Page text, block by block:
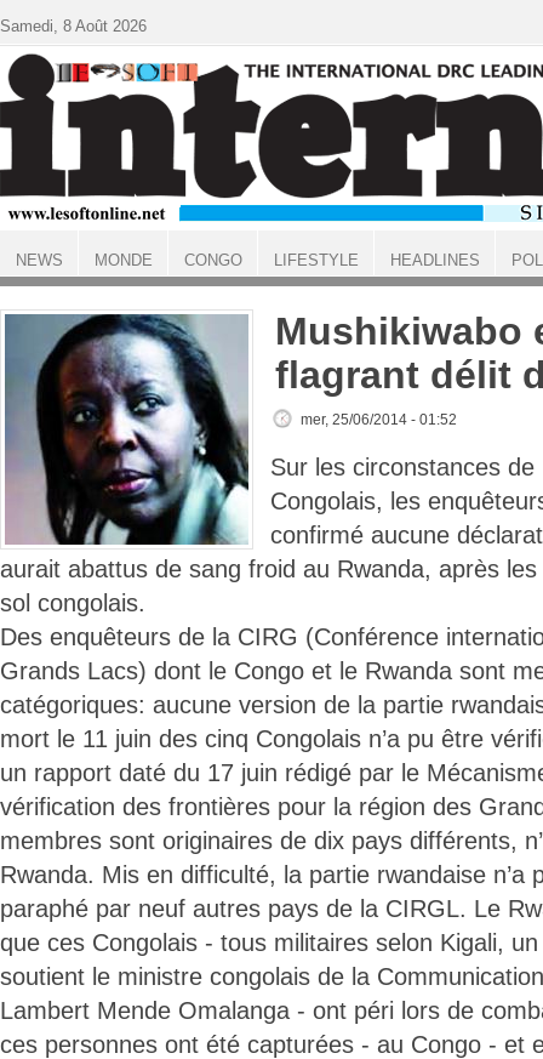
ACCUEIL
Mushikiwabo
flagrant délit
mer, 25/06/2014 - 01:52
Sur les circonstances
Congolais, les
confirmé aucune
aurait abattus de sang froid au Rwanda, après
sol congolais.
Des enquêteurs de la CIRG (Conférence
Grands Lacs) dont le Congo et le Rwanda sont
catégoriques: aucune version de la partie
mort le 11 juin des cinq Congolais n’a pu être
un rapport daté du 17 juin rédigé par le
vérification des frontières pour la région des
membres sont originaires de dix pays différents,
Rwanda. Mis en difficulté, la partie rwandaise n’a
paraphé par neuf autres pays de la CIRGL. Le
que ces Congolais - tous militaires selon Kigali,
soutient le ministre congolais de la
Lambert Mende Omalanga - ont péri lors de
ces personnes ont été capturées - au Congo - et
Samedi, 8 Août 2026
NEWS MONDE CONGO LIFESTYLE HEADLINES